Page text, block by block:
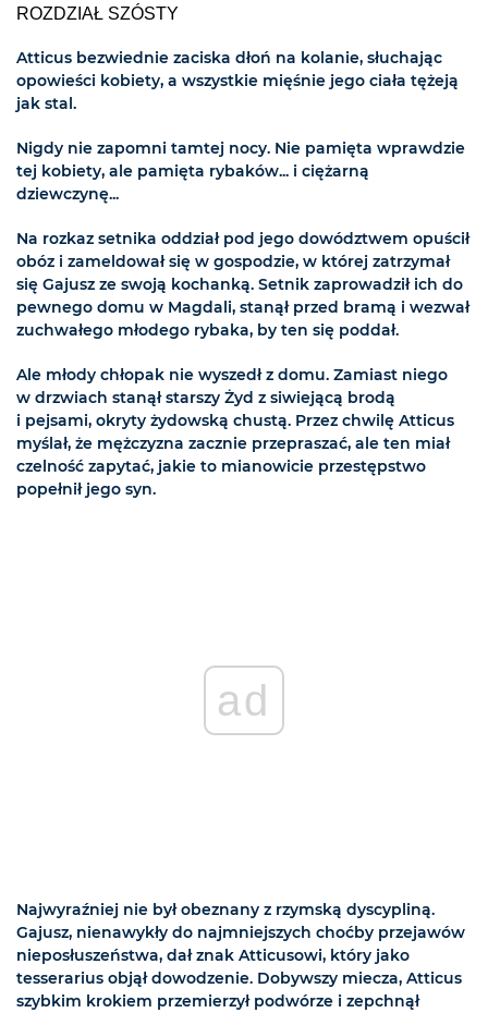
ROZDZIAŁ SZÓSTY
Atticus bezwiednie zaciska dłoń na kolanie, słuchając
opowieści kobiety, a wszystkie mięśnie jego ciała tężeją
jak stal.
Nigdy nie zapomni tamtej nocy. Nie pamięta wprawdzie
tej kobiety, ale pamięta rybaków... i ciężarną
dziewczynę...
Na rozkaz setnika oddział pod jego dowództwem opuścił
obóz i zameldował się w gospodzie, w której zatrzymał
się Gajusz ze swoją kochanką. Setnik zaprowadził ich do
pewnego domu w Magdali, stanął przed bramą i wezwał
zuchwałego młodego rybaka, by ten się poddał.
Ale młody chłopak nie wyszedł z domu. Zamiast niego
w drzwiach stanął starszy Żyd z siwiejącą brodą
i pejsami, okryty żydowską chustą. Przez chwilę Atticus
myślał, że mężczyzna zacznie przepraszać, ale ten miał
czelność zapytać, jakie to mianowicie przestępstwo
popełnił jego syn.
ad
Najwyraźniej nie był obeznany z rzymską dyscypliną.
Gajusz, nienawykły do najmniejszych choćby przejawów
nieposłuszeństwa, dał znak Atticusowi, który jako
tesserarius objął dowodzenie. Dobywszy miecza, Atticus
szybkim krokiem przemierzył podwórze i zepchnął